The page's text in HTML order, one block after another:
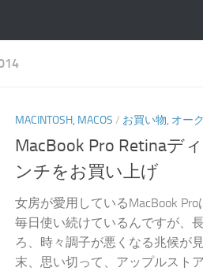
MACINTOSH, MACOS / お買い物, オー
MacBook Pro Retinaデ
ンチをお買い上げ
女房が愛用しているMacBook
毎日使い続けているんですが、
ろ、時々調子が悪くなる兆候が
末、思い切って、アップルスト